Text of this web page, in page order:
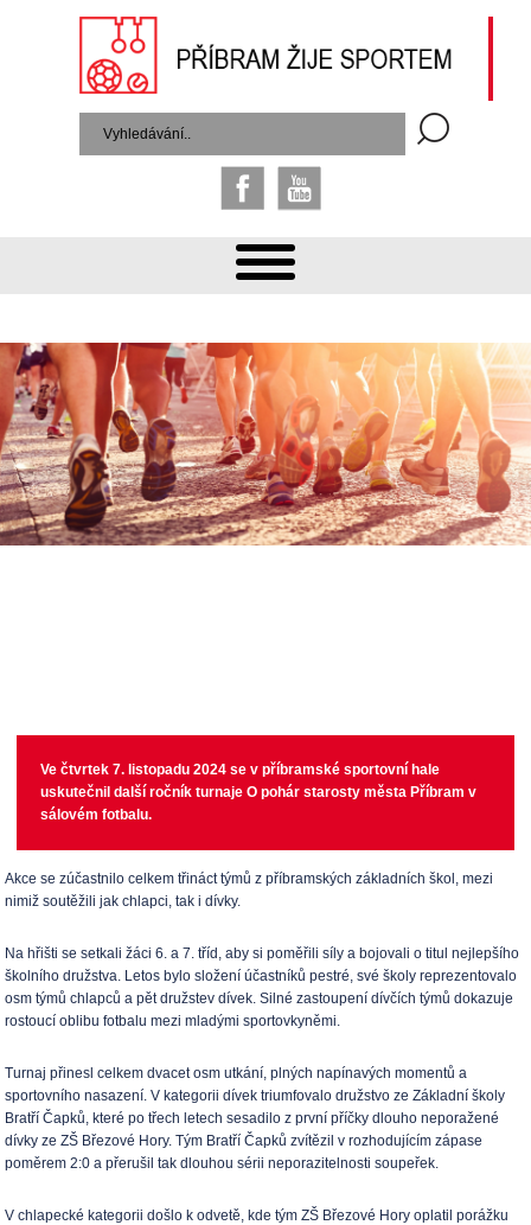
Ve čtvrtek 7. listopadu 2024 se v příbramské sportovní hale
uskutečnil další ročník turnaje O pohár starosty města Příbram v
sálovém fotbalu.
Akce se zúčastnilo celkem třináct týmů z příbramských základních škol, mezi
nimiž soutěžili jak chlapci, tak i dívky.
Na hřišti se setkali žáci 6. a 7. tříd, aby si poměřili síly a bojovali o titul nejlepšího
školního družstva. Letos bylo složení účastníků pestré, své školy reprezentovalo
osm týmů chlapců a pět družstev dívek. Silné zastoupení dívčích týmů dokazuje
rostoucí oblibu fotbalu mezi mladými sportovkyněmi.
Turnaj přinesl celkem dvacet osm utkání, plných napínavých momentů a
sportovního nasazení. V kategorii dívek triumfovalo družstvo ze Základní školy
Bratří Čapků, které po třech letech sesadilo z první příčky dlouho neporažené
dívky ze ZŠ Březové Hory. Tým Bratří Čapků zvítězil v rozhodujícím zápase
poměrem 2:0 a přerušil tak dlouhou sérii neporazitelnosti soupeřek.
V chlapecké kategorii došlo k odvetě, kde tým ZŠ Březové Hory oplatil porážku